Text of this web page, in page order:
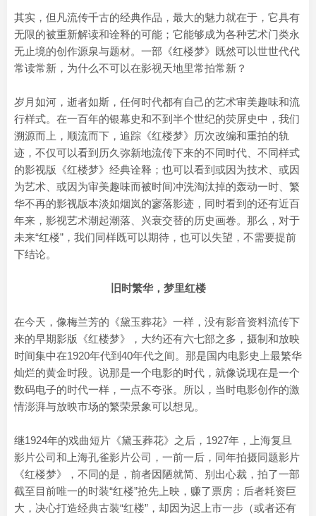
其实，但凡流传千古的经典作品，最大的魅力就在于，它具有
无限的被重新解读和诠释的可能；它能够成为各种艺术门类永
无止境的创作源泉与题材。一部《红楼梦》既然可以世世代代
常读常新，为什么不可以在影视天地里常拍常新？
岁月如河，逝者如斯，任何时代都有自己的艺术审美趣味和流
行样式。在一百年的银幕史和不到半个世纪的荧屏史中，我们
溯源而上，顺流而下，追踪《红楼梦》历次改编和重拍的轨
迹，不仅可以看到历久弥新地流传下来的不同时代、不同样式
的影视版《红楼梦》经典诠释；也可以看到或因为技术、或因
为艺术、或因为审美趣味而被时间冲洗淘汰掉的轰动一时、繁
华不再的影视版本淡如烟岚的寥落影迹，同时看到的还有近百
年来，影视艺术潮起潮落、兴衰交替的历史画卷。那么，对于
未来“红楼”，我们同样既可以期待，也可以失望，不需要提前
下结论。
旧时繁华，梦里红楼
在今天，像梅兰芳的《黛玉葬花》一样，没有影音资料流传下
来的早期影版《红楼梦》，大约还有六七部之多，摄制和放映
时间集中在1920年代到40年代之间。那是国内电影史上最繁华
灿烂的黄金时段。说那是一个电影的时代，就像说现在是一个
数码电子的时代一样，一点不夸张。所以，当时电影创作的激
情澎湃与放映市场的繁荣景象可以想见。
继1924年的戏曲短片《黛玉葬花》之后，1927年，上海复旦
影片公司和上海孔雀影片公司，一前一后，同年拍摄同题影片
《红楼梦》，不同的是，前者因陋就简、别出心裁，拍了一部
截至目前唯一的时装“红楼”抢先上映，赚了票房；后者耗资巨
大，决心打造经典古装“红楼”，却因为迟上市一步（或者还有